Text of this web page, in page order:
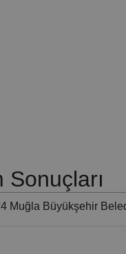
Sonuçları
Muğla Büyükşehir